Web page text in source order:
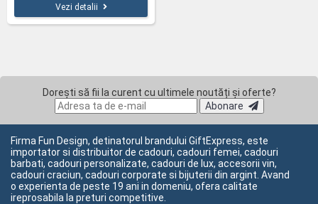
Vezi detalii
Dorești să fii la curent cu ultimele noutăți și oferte?
Abonare
Firma Fun Design, detinatorul brandului GiftExpress, este
importator si distribuitor de cadouri, cadouri femei, cadouri
barbati, cadouri personalizate, cadouri de lux, accesorii vin,
cadouri craciun, cadouri corporate si bijuterii din argint. Avand
o experienta de peste 19 ani in domeniu, ofera calitate
ireprosabila la preturi competitive.